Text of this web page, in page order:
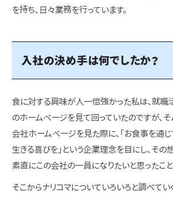
を持ち、日々業務を行っています。
入社の決め手は何でしたか？
食に対する興味が人一倍強かった私は、就
のホームページを見て回っていたのですが、
会社ホームページを見た際に、「お食事を通
生きる喜びを」という企業理念を目にし、その
素直にこの会社の一員になりたいと思ったこと
そこからナリコマについていろいろと調べてい